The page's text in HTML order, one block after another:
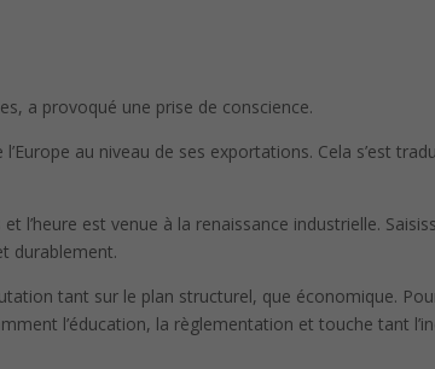
a provoqué une prise de conscience.
au niveau de ses exportations. Cela s’est
l’heure est venue à la renaissance industrielle.
durablement.
tant sur le plan structurel, que économique.
l’éducation, la règlementation et touche tant